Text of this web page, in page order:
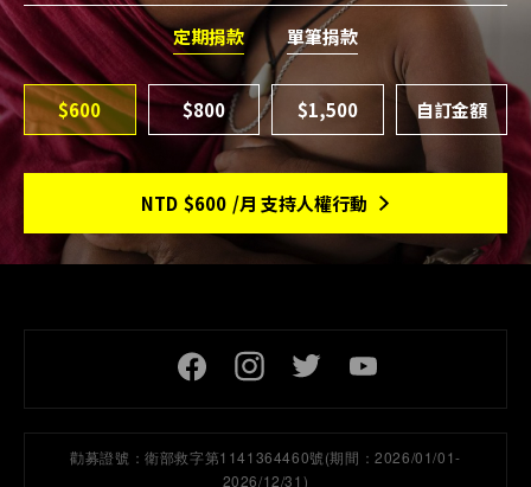
定期捐款 單筆捐款
$600 $800 $1,500
NTD $600 /月 支持人權行動
頁尾社交連結
勸募證號：衛部救字第1141364460號(期間：2026/01/01-
2026/12/31)